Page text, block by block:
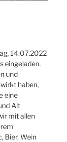
14.07.2022
eingeladen.
und
haben,
eine
Alt
mit allen
Bier, Wein